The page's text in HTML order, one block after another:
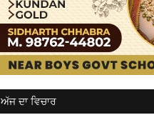
ਅੱਜ ਦਾ ਵਿਚਾਰ